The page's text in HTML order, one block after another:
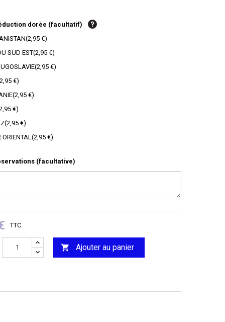
dorée (facultatif)
(2,95 €)
SUD EST(2,95 €)
(2,95 €)
2,95 €)
(2,95 €)
€)
(2,95 €)
(2,95 €)
(facultative)
TTC
 Ajouter au panier